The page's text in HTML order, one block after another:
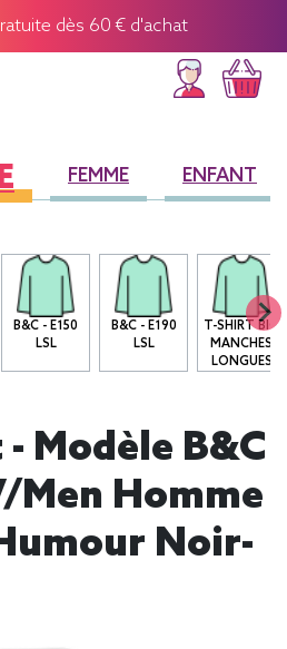
dès 60 € d'achat
FEMME ENFANT
B&C - E150
LSL
B&C - E190
LSL
T-SHIRT BIO
MANCHES
LONGUES
Modèle B&C
men Homme
Noir-